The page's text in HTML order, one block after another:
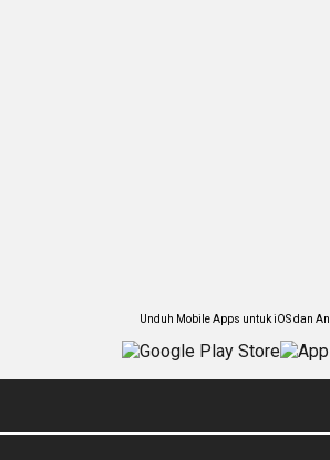
Unduh Mobile Apps untuk iOS dan